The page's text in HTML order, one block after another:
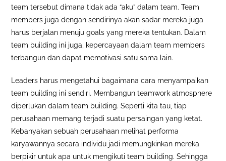
team tersebut dimana tidak ada “aku” dalam team. Team
members juga dengan sendirinya akan sadar mereka juga
harus berjalan menuju goals yang mereka tentukan. Dalam
team building ini juga, kepercayaan dalam team members
terbangun dan dapat memotivasi satu sama lain.
Leaders harus mengetahui bagaimana cara menyampaikan
team building ini sendiri. Membangun teamwork atmosphere
diperlukan dalam team building. Seperti kita tau, tiap
perusahaan memang terjadi suatu persaingan yang ketat.
Kebanyakan sebuah perusahaan melihat performa
karyawannya secara individu jadi memungkinkan mereka
berpikir untuk apa untuk mengikuti team building. Sehingga